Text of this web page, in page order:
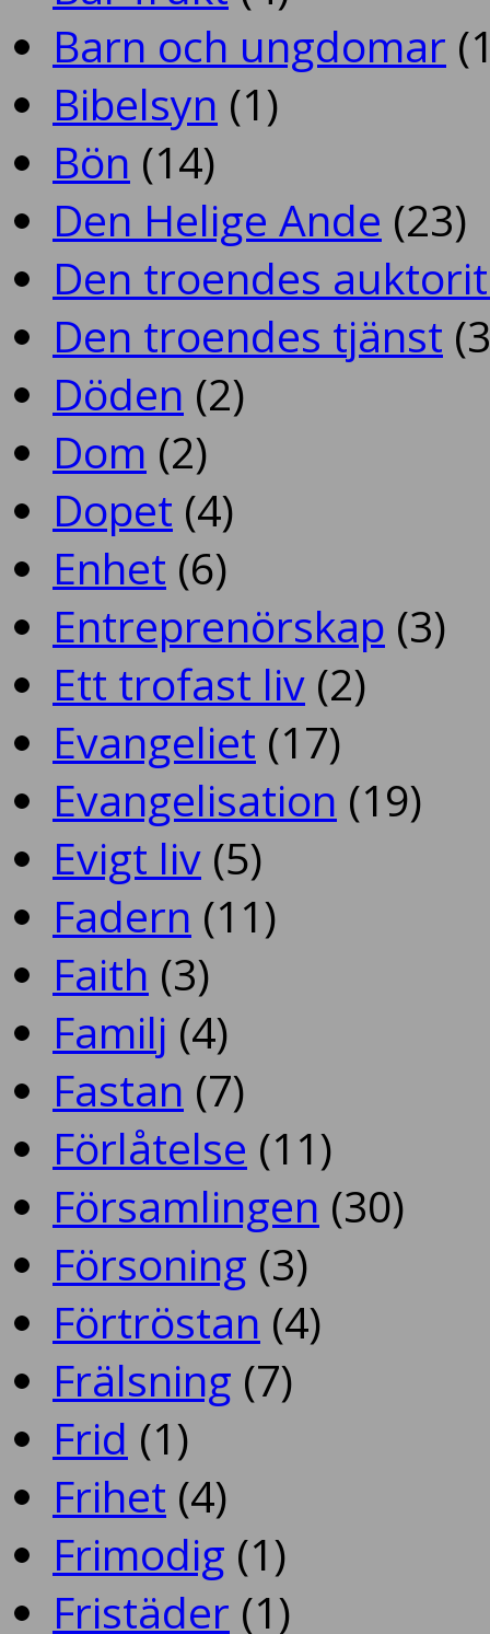
Barn och ungdomar
Bibelsyn (1)
Bön (14)
Den Helige Ande (23)
Den troendes
Den troendes tjänst
Döden (2)
Dom (2)
Dopet (4)
Enhet (6)
Entreprenörskap (3)
Ett trofast liv (2)
Evangeliet (17)
Evangelisation (19)
Evigt liv (5)
Fadern (11)
Faith (3)
Familj (4)
Fastan (7)
Förlåtelse (11)
Församlingen (30)
Försoning (3)
Förtröstan (4)
Frälsning (7)
Frid (1)
Frihet (4)
Frimodig (1)
Fristäder (1)